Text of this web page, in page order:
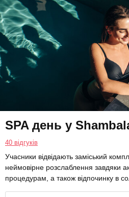
SPA день у
40 відгуків
Учасники відвідають заміський
неймовірне розслаблення завдяки
процедурам, а також відпочинку в